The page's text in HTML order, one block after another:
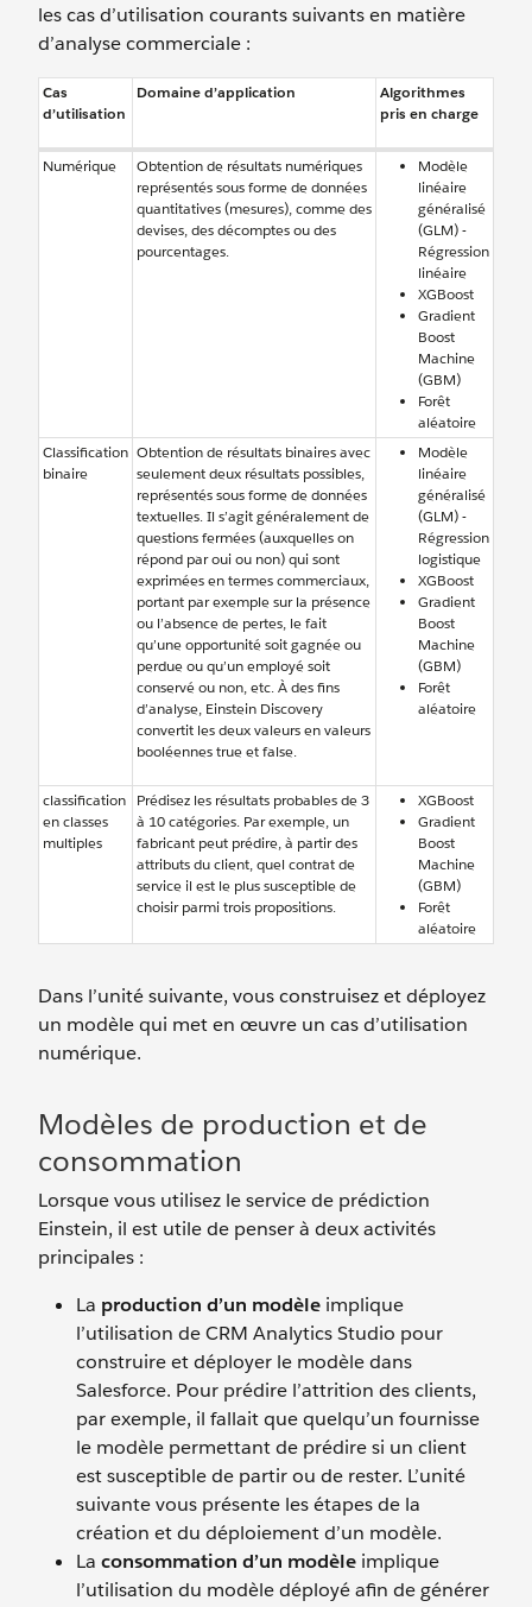
les cas d’utilisation courants suivants en matière
d’analyse commerciale :
Cas
d’utilisation
Domaine d’application
Algorithmes
pris en charge
Numérique
Obtention de résultats numériques
représentés sous forme de données
quantitatives (mesures), comme des
devises, des décomptes ou des
pourcentages.
Modèle
linéaire
généralisé
(GLM) -
Régression
linéaire
XGBoost
Gradient
Boost
Machine
(GBM)
Forêt
aléatoire
Classification
binaire
Obtention de résultats binaires avec
seulement deux résultats possibles,
représentés sous forme de données
textuelles. Il s’agit généralement de
questions fermées (auxquelles on
répond par oui ou non) qui sont
exprimées en termes commerciaux,
portant par exemple sur la présence
ou l’absence de pertes, le fait
qu’une opportunité soit gagnée ou
perdue ou qu’un employé soit
conservé ou non, etc. À des fins
d’analyse, Einstein Discovery
convertit les deux valeurs en valeurs
booléennes true et false.
Modèle
linéaire
généralisé
(GLM) -
Régression
logistique
XGBoost
Gradient
Boost
Machine
(GBM)
Forêt
aléatoire
classification
en classes
multiples
Prédisez les résultats probables de 3
à 10 catégories. Par exemple, un
fabricant peut prédire, à partir des
attributs du client, quel contrat de
service il est le plus susceptible de
choisir parmi trois propositions.
XGBoost
Gradient
Boost
Machine
(GBM)
Forêt
aléatoire
Dans l’unité suivante, vous construisez et déployez
un modèle qui met en œuvre un cas d’utilisation
numérique.
Modèles de production et de
consommation
Lorsque vous utilisez le service de prédiction
Einstein, il est utile de penser à deux activités
principales :
La production d’un modèle implique
l’utilisation de CRM Analytics Studio pour
construire et déployer le modèle dans
Salesforce. Pour prédire l’attrition des clients,
par exemple, il fallait que quelqu’un fournisse
le modèle permettant de prédire si un client
est susceptible de partir ou de rester. L’unité
suivante vous présente les étapes de la
création et du déploiement d’un modèle.
La consommation d’un modèle implique
l’utilisation du modèle déployé afin de générer